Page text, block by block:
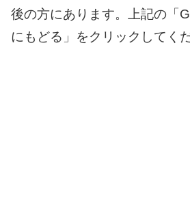
後の方にあります。上記の「
にもどる」をクリックしてく